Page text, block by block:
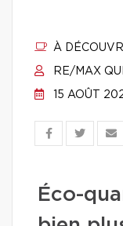
À
RE/MAX
15 AOÛT
Éco-